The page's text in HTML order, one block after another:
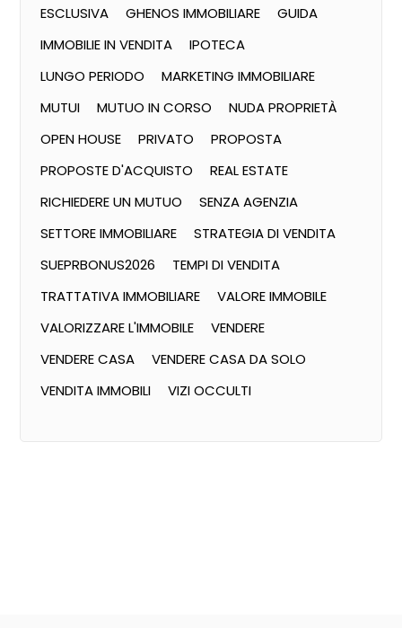
ESCLUSIVA
GHENOS IMMOBILIARE
GUIDA
IMMOBILIE IN VENDITA
IPOTECA
LUNGO PERIODO
MARKETING IMMOBILIARE
MUTUI
MUTUO IN CORSO
NUDA PROPRIETÀ
OPEN HOUSE
PRIVATO
PROPOSTA
PROPOSTE D'ACQUISTO
REAL ESTATE
RICHIEDERE UN MUTUO
SENZA AGENZIA
SETTORE IMMOBILIARE
STRATEGIA DI VENDITA
SUEPRBONUS2026
TEMPI DI VENDITA
TRATTATIVA IMMOBILIARE
VALORE IMMOBILE
VALORIZZARE L'IMMOBILE
VENDERE
VENDERE CASA
VENDERE CASA DA SOLO
VENDITA IMMOBILI
VIZI OCCULTI